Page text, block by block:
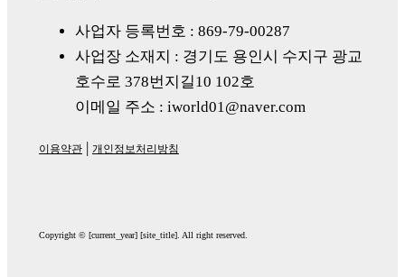
사업자 등록번호 : 869-79-00287
사업장 소재지 : 경기도 용인시 수지구 광교
호수로 378번지길10 102호
이메일 주소 : iworld01@naver.com
이용약관 | 개인정보처리방침
Copyright © [current_year] [site_title]. All right reserved.